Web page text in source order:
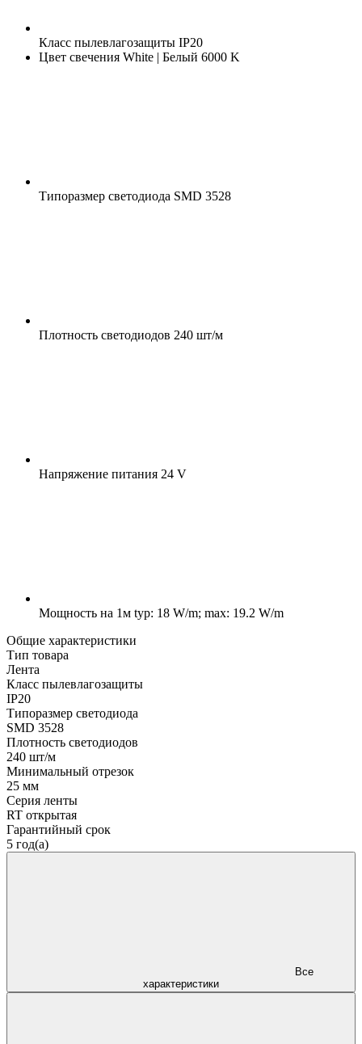
Класс пылевлагозащиты IP20
Цвет свечения White | Белый 6000 K
Типоразмер светодиода SMD 3528
Плотность светодиодов 240 шт/м
Напряжение питания 24 V
Мощность на 1м typ: 18 W/m; max: 19.2 W/m
Общие характеристики
Тип товара
Лента
Класс пылевлагозащиты
IP20
Типоразмер светодиода
SMD 3528
Плотность светодиодов
240 шт/м
Минимальный отрезок
25 мм
Серия ленты
RT открытая
Гарантийный срок
5 год(а)
характеристики